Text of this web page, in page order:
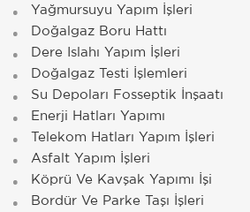
Yağmursuyu Yapım İşleri
Doğalgaz Boru Hattı
Dere Islahı Yapım İşleri
Doğalgaz Testi İşlemleri
Su Depoları Fosseptik İnşaatı
Enerji Hatları Yapımı
Telekom Hatları Yapım İşleri
Asfalt Yapım İşleri
Köprü Ve Kavşak Yapımı İşi
Bordür Ve Parke Taşı İşleri